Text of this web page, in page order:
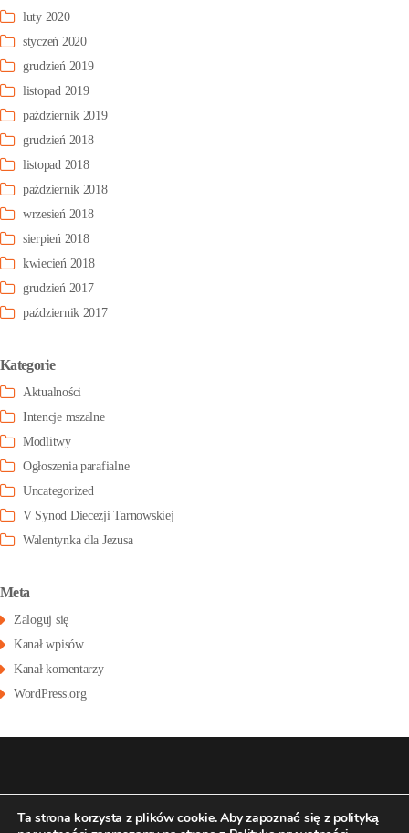
luty 2020
styczeń 2020
grudzień 2019
listopad 2019
październik 2019
grudzień 2018
listopad 2018
październik 2018
wrzesień 2018
sierpień 2018
kwiecień 2018
grudzień 2017
październik 2017
Kategorie
Aktualności
Intencje mszalne
Modlitwy
Ogłoszenia parafialne
Uncategorized
V Synod Diecezji Tarnowskiej
Walentynka dla Jezusa
Meta
Zaloguj się
Kanał wpisów
Kanał komentarzy
WordPress.org
© 2026Konatsu.pldlaParafia św Stanisława
Polityka
Ta strona korzysta z plików cookie. Aby zapoznać się z polityką